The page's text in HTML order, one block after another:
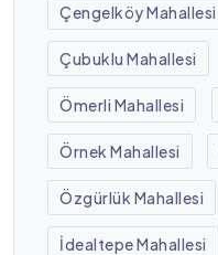
Çengelköy Mahallesi
Çubuklu Mahallesi
Ömerli Mahallesi
Örnek Mahallesi
Özgürlük Mahallesi
İdealtepe Mahallesi